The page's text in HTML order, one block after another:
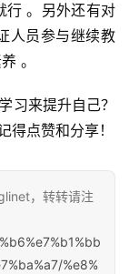
行 。另外还有对
人员参与继续教
。
习来提升自己？
点赞和分享！
，转转请注
%e8%